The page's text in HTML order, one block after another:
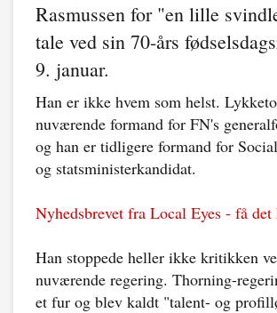
Rasmussen for "en lille
tale ved sin 70-års
9. januar.
Han er ikke hvem som helst.
nuværende formand for FN's
og han er tidligere formand for
og statsministerkandidat.
Nyhedsbrevet fra Local Eyes - få det
Han stoppede heller ikke kritikken
nuværende regering. Thorning-
et fur og blev kaldt "talent- og